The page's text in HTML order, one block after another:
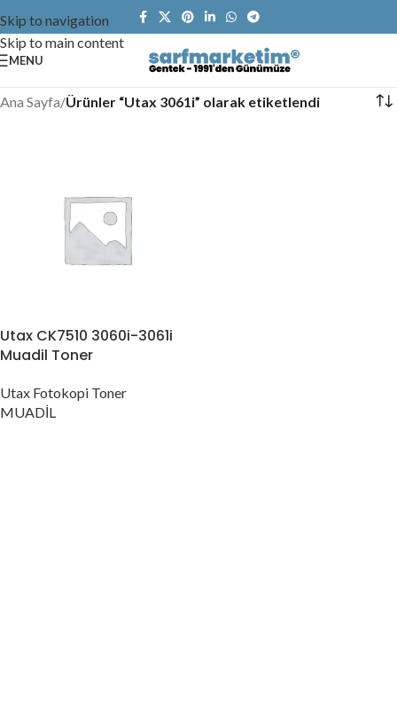
Skip to navigation
Skip to main content
MENU
Ana Sayfa/Ürünler “Utax 3061i” olarak etiketlendi
Utax CK7510 3060i-3061i
Muadil Toner
Utax Fotokopi Toner
MUADİL